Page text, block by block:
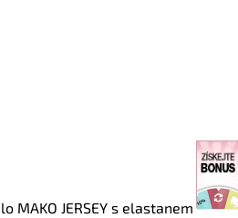
MAKO JERSEY s elastanem